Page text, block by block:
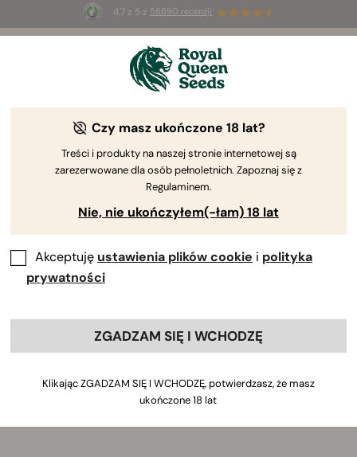
4.7 z 5 z 58690 recenzji
3 nasiona White Widow Auto
Czy masz ukończone 18 lat?
Treści i produkty na naszej stronie internetowej są
zarezerwowane dla osób pełnoletnich. Zapoznaj się z
Regulaminem.
Nie, nie ukończyłem(-łam) 18 lat
Akceptuję ustawienia plików cookie i polityka
prywatności
ZGADZAM SIĘ I WCHODZĘ
Klikając ZGADZAM SIĘ I WCHODZĘ, potwierdzasz, że masz
ukończone 18 lat